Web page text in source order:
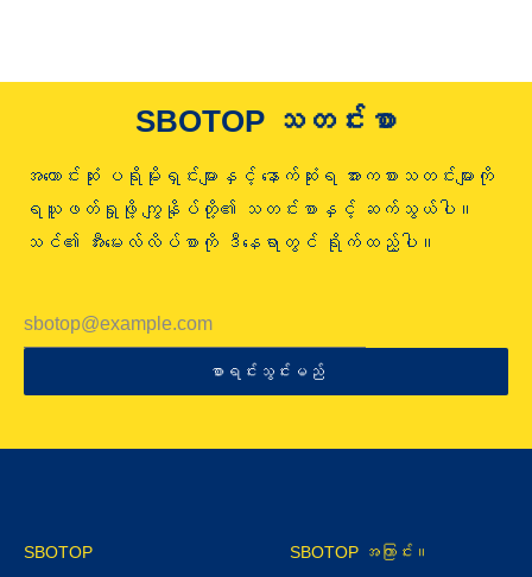
SBOTOP သတင်းစာ
အကောင်းဆုံး ပရိုမိုးရှင်းများနှင့် နောက်ဆုံးရ အားကစားသတင်းများကို
ရယူဖတ်ရှုဖို့ ကျွနိုပ်တို့၏ သတင်းစာနှင့် ဆက်သွယ်ပါ။
သင်၏ အီးမေးလ်လိပ်စာကို ဒီနေရာတွင် ရိုက်ထည့်ပါ။
စာရင်းသွင်းမည်
SBOTOP
SBOTOP အကြာင်း။